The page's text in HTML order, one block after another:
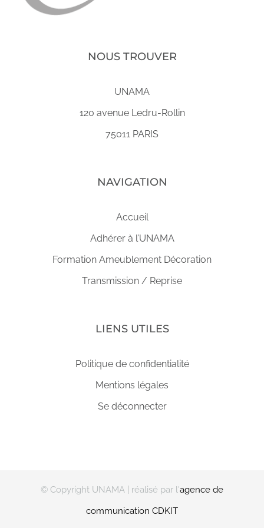
NOUS TROUVER
UNAMA
120 avenue Ledru-Rollin
75011 PARIS
NAVIGATION
Accueil
Adhérer à l’UNAMA
Formation Ameublement Décoration
Transmission / Reprise
LIENS UTILES
Politique de confidentialité
Mentions légales
Se déconnecter
© Copyright UNAMA | réalisé par l'agence de
communication CDKIT